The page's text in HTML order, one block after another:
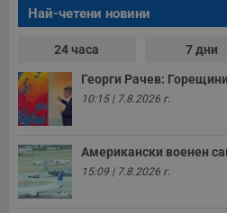
Най-четени новини
24 часа 7 дни
Георги Рачев:
10:15 | 7.8.2026 г.
Американски военен
15:09 | 7.8.2026 г.